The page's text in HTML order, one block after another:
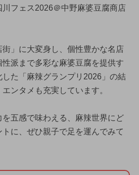
フェス2026＠中野麻婆豆腐商店
」に大変身し、個性豊かな名店
派まで多彩な麻婆豆腐を提供す
た「麻辣グランプリ2026」の結
ンタメも充実しています。
五感で味わえる、麻辣世界にど
に、ぜひ親子で足を運んでみて